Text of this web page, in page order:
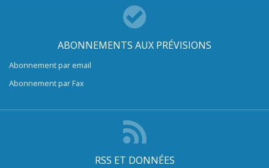
ABONNEMENTS AUX PRÉVISIONS
Abonnement par email
Abonnement par Fax
RSS ET DONNÉES